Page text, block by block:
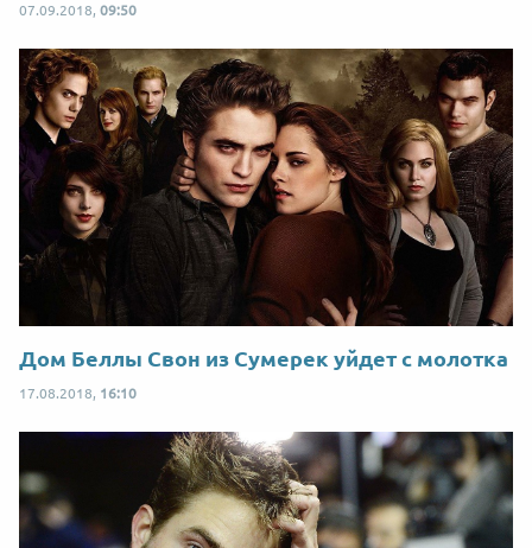
07.09.2018, 09:50
Дом Беллы Свон из Сумерек уйдет с молотка
17.08.2018, 16:10